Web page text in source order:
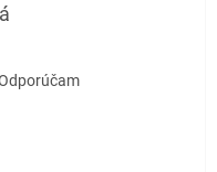
z 5 hviezdičiek.
z 5 hviezdičiek.